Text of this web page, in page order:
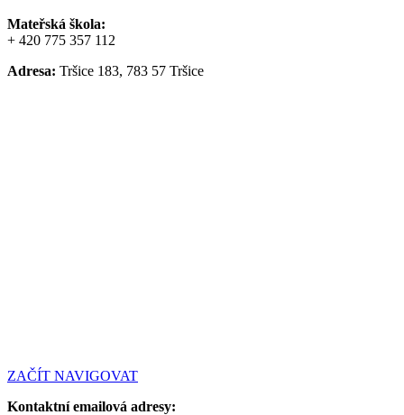
Mateřská škola:
+ 420 775 357 112
Adresa: Tršice 183, 783 57 Tršice
ZAČÍT NAVIGOVAT
Kontaktní emailová adresy: